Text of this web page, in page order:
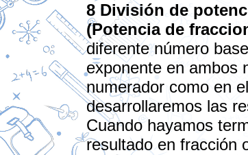
8 División de
(Potencia de
diferente número
exponente en ambos
numerador como en
desarrollaremos las
Cuando hayamos
resultado en fracción